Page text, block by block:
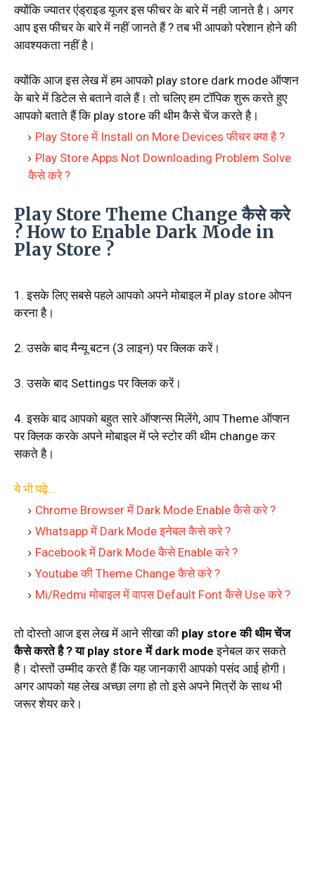
क्योंकि ज्यातर एंड्राइड यूजर इस फीचर के बारे में नही जानते है। अगर
आप इस फीचर के बारे में नहीं जानते हैं ? तब भी आपको परेशान होने की
आवश्यकता नहीं है।
क्योंकि आज इस लेख में हम आपको play store dark mode ऑप्शन
के बारे में डिटेल से बताने वाले हैं। तो चलिए हम टॉपिक शुरू करते हुए
आपको बताते हैं कि play store की थीम कैसे चेंज करते है।
Play Store में Install on More Devices फीचर क्या है ?
Play Store Apps Not Downloading Problem Solve
कैसे करे ?
Play Store Theme Change कैसे करे
? How to Enable Dark Mode in
Play Store ?
1. इसके लिए सबसे पहले आपको अपने मोबाइल में play store ओपन
करना है।
2. उसके बाद मैन्यू बटन (3 लाइन) पर क्लिक करें।
3. उसके बाद Settings पर क्लिक करें।
4. इसके बाद आपको बहुत सारे ऑप्शन्स मिलेंगे, आप Theme ऑप्शन
पर क्लिक करके अपने मोबाइल में प्ले स्टोर की थीम change कर
सकते है।
ये भी पढ़े...
Chrome Browser में Dark Mode Enable कैसे करे ?
Whatsapp में Dark Mode इनेबल कैसे करे ?
Facebook में Dark Mode कैसे Enable करे ?
Youtube की Theme Change कैसे करे ?
Mi/Redmi मोबाइल में वापस Default Font कैसे Use करे ?
तो दोस्तो आज इस लेख में आने सीखा की play store की थीम चेंज
कैसे करते है ? या play store में dark modeइनेबल कर सकते
है। दोस्तों उम्मीद करते हैं कि यह जानकारी आपको पसंद आई होगी।
अगर आपको यह लेख अच्छा लगा हो तो इसे अपने मित्रों के साथ भी
जरूर शेयर करे।